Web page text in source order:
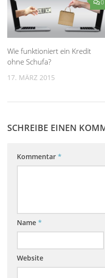
0
Wie funktioniert ein Kredit
ohne Schufa?
17. MÄRZ 2015
SCHREIBE EINEN
Kommentar *
Name *
Website